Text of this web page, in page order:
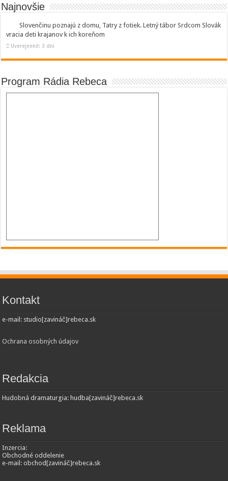
Najnovšie
Slovenčinu poznajú z domu, Tatry z fotiek. Letný tábor Srdcom Slovák
vracia deti krajanov k ich koreňom
Uverejnené: 3 dni
Program Rádia Rebeca
Kontakt
e-mail: studio[zavináč]rebeca.sk
Ochrana osobných údajov
Redakcia
Hudobná dramaturgia: hudba[zavináč]rebeca.sk
Reklama
Inzercia:
Obchodné oddelenie
e-mail: obchod[zavináč]rebeca.sk